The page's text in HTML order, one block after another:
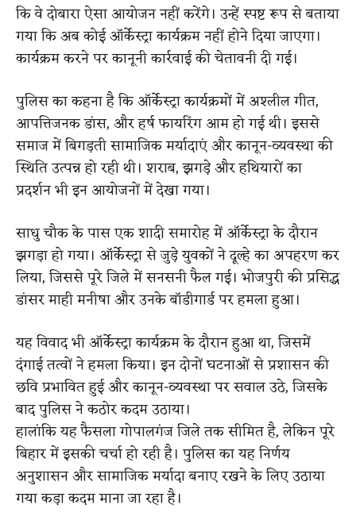
कि वे दोबारा ऐसा आयोजन नहीं करेंगे। उन्हें स्पष्ट रूप से बताया
गया कि अब कोई ऑर्केस्ट्रा कार्यक्रम नहीं होने दिया जाएगा।
कार्यक्रम करने पर कानूनी कार्रवाई की चेतावनी दी गई।
पुलिस का कहना है कि ऑर्केस्ट्रा कार्यक्रमों में अश्लील गीत,
आपत्तिजनक डांस, और हर्ष फायरिंग आम हो गई थी। इससे
समाज में बिगड़ती सामाजिक मर्यादाएं और कानून-व्यवस्था की
स्थिति उत्पन्न हो रही थी। शराब, झगड़े और हथियारों का
प्रदर्शन भी इन आयोजनों में देखा गया।
साधु चौक के पास एक शादी समारोह में ऑर्केस्ट्रा के दौरान
झगड़ा हो गया। ऑर्केस्ट्रा से जुड़े युवकों ने दूल्हे का अपहरण कर
लिया, जिससे पूरे जिले में सनसनी फैल गई। भोजपुरी की प्रसिद्ध
डांसर माही मनीषा और उनके बॉडीगार्ड पर हमला हुआ।
यह विवाद भी ऑर्केस्ट्रा कार्यक्रम के दौरान हुआ था, जिसमें
दंगाई तत्वों ने हमला किया। इन दोनों घटनाओं से प्रशासन की
छवि प्रभावित हुई और कानून-व्यवस्था पर सवाल उठे, जिसके
बाद पुलिस ने कठोर कदम उठाया।
हालांकि यह फैसला गोपालगंज जिले तक सीमित है, लेकिन पूरे
बिहार में इसकी चर्चा हो रही है। पुलिस का यह निर्णय
अनुशासन और सामाजिक मर्यादा बनाए रखने के लिए उठाया
गया कड़ा कदम माना जा रहा है।